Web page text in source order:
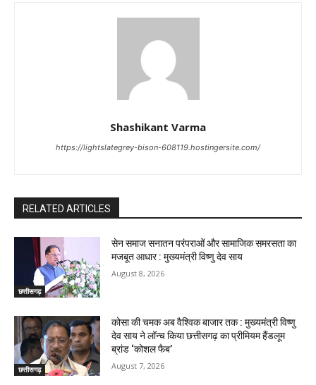
Shashikant Varma
https://lightslategrey-bison-608119.hostingersite.com/
RELATED ARTICLES
छत्तीसगढ़
सेन समाज सनातन परंपराओं और सामाजिक समरसता का
मजबूत आधार : मुख्यमंत्री विष्णु देव साय
August 8, 2026
छत्तीसगढ़
कोसा की चमक अब वैश्विक बाजार तक : मुख्यमंत्री विष्णु
देव साय ने लॉन्च किया छत्तीसगढ़ का प्रीमियम हैंडलूम
ब्रांड ‘कोशल फैब’
August 7, 2026